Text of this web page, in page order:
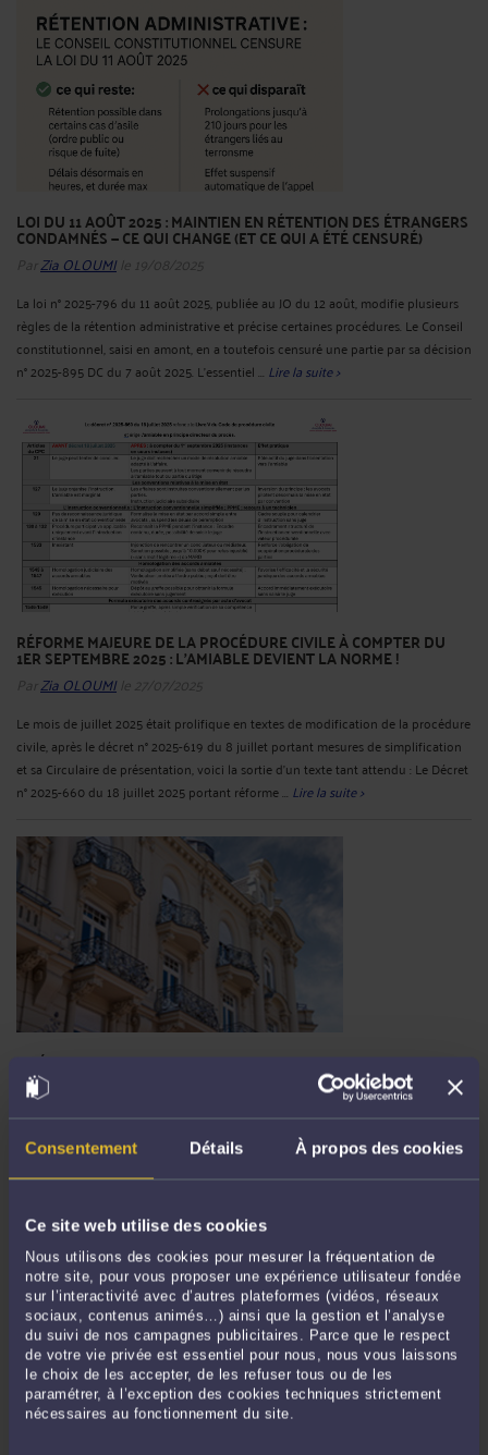
Consentement Détails À propos des cookies
Ce site web utilise des cookies
Nous utilisons des cookies pour mesurer la fréquentation de
notre site, pour vous proposer une expérience utilisateur fondée
sur l’interactivité avec d’autres plateformes (vidéos, réseaux
sociaux, contenus animés…) ainsi que la gestion et l’analyse
du suivi de nos campagnes publicitaires. Parce que le respect
de votre vie privée est essentiel pour nous, nous vous laissons
le choix de les accepter, de les refuser tous ou de les
paramétrer, à l’exception des cookies techniques strictement
nécessaires au fonctionnement du site.
LOI DU 11 AOÛT 2025 : MAINTIEN EN RÉTENTION DES ÉTRANGERS
CONDAMNÉS — CE QUI CHANGE (ET CE QUI A ÉTÉ CENSURÉ)
ParZia OLOUMI le 19/08/2025
La loi n° 2025-796 du 11 août 2025, publiée au JO du 12 août, modifie plusieurs
règles de la rétention administrative et précise certaines procédures. Le Conseil
constitutionnel, saisi en amont, en a toutefois censuré une partie par sa décision
n° 2025-895 DC du 7 août 2025. L’essentiel ... Lire la suite >
RÉFORME MAJEURE DE LA PROCÉDURE CIVILE À COMPTER DU
1ER SEPTEMBRE 2025 : L'AMIABLE DEVIENT LA NORME !
ParZia OLOUMI le 27/07/2025
Le mois de juillet 2025 était prolifique en textes de modification de la procédure
civile, après le décret n° 2025-619 du 8 juillet portant mesures de simplification
et sa Circulaire de présentation, voici la sortie d'un texte tant attendu : Le Décret
n° 2025-660 du 18 juillet 2025 portant réforme ... Lire la suite >
L'HÉBERGEMENT D'URGENCE "INCONDITIONNEL" EST UN DROIT
POUR TOUS... MÊME POUR LES ÉTRANGERS "SANS PAPIERS"
ParZia OLOUMI
Le 16 juillet 2023, le préfet des Alpes-Maritimes a publié un communiqué selon
lequel : Afin de "préserver des capacités d'accueil des personnes vulnérables" qui
protège 2 572 personnes sur des places dédiées à l'hébergement d'urgence des